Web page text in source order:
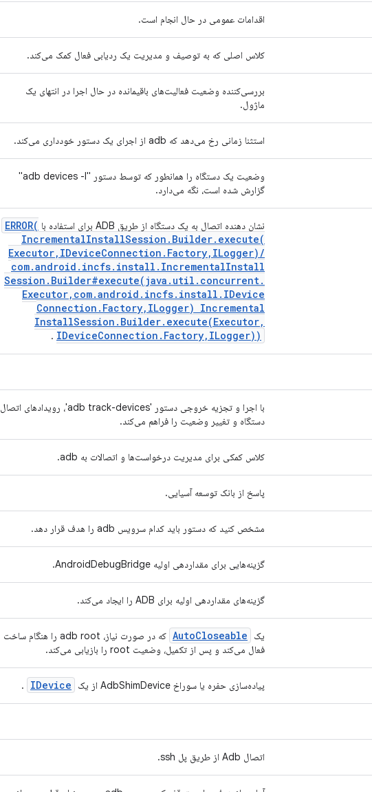
اقدامات عمومی در حال انجام است.
کلاس اصلی که به توصیف و مدیریت یک ردیابی فعال کمک می‌کند.
بررسی‌کننده وضعیت فعالیت‌های باقیمانده در حال اجرا در انتهای یک
ماژول.
استثنا زمانی رخ می‌دهد که adb از اجرای یک دستور خودداری می‌کند.
وضعیت یک دستگاه را همانطور که توسط دستور "adb devices -l"
گزارش شده است، نگه می‌دارد.
نشان دهنده اتصال به یک دستگاه از طریق ADB برای استفاده با
ERROR(
IncrementalInstallSession . Builder. execute(
Executor, IDeviceConnection . Factory, ILogger) /
com.android . incfs. install . IncrementalInstall
Session . Builder#execute(java . util . concurrent.
Executor, com.android . incfs. install . IDevice
Connection . Factory, ILogger) Incremental
InstallSession . Builder. execute(Executor,
IDeviceConnection . Factory, ILogger))
.
با اجرا و تجزیه خروجی دستور 'adb track-devices'، رویدادهای اتصال
دستگاه و تغییر وضعیت را فراهم می‌کند.
کلاس کمکی برای مدیریت درخواست‌ها و اتصالات به adb.
پاسخ از بانک توسعه آسیایی.
مشخص کنید که دستور باید کدام سرویس adb را هدف قرار دهد.
گزینه‌هایی برای مقداردهی اولیه AndroidDebugBridge.
گزینه‌های مقداردهی اولیه برای ADB را ایجاد می‌کند.
یک AutoCloseable
که در صورت نیاز، adb root را هنگام ساخت
فعال می‌کند و پس از تکمیل، وضعیت root را بازیابی می‌کند.
پیاده‌سازی حفره یا سوراخ AdbShimDevice از یک IDevice
.
اتصال Adb از طریق پل ssh.